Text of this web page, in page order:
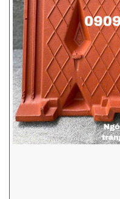
Ngói 16 v/m2 Gốm Mỹ :
Với sự ra đời của
Công cty cổ phần
sự hài lòng về chất
công trình.
Hướng dẫn lát gạch tàu
Chọn lô sản phẩm
ẩm sản phẩm trước
Gạch Ngói Lợp
làm bằng gì? Bảng giá gạch
Gạch ngói trong vật
thường được sử dụng
theo cách thức chế
công nghệ sản xuất hoặc